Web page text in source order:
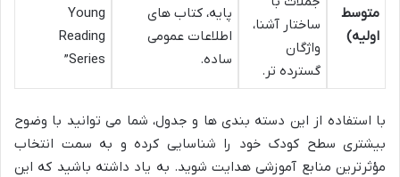
متوسط
اولیه)
ساختار آشنا،
واژگان
گسترده تر.
پایه، کتاب های
اطلاعات عمومی
ساده.
Young
Reading
Series”
با استفاده از این دسته بندی ها و جدول، شما می توانید با وضوح
بیشتری سطح کودک خود را شناسایی کرده و به سمت انتخاب
مؤثرترین منابع آموزشی هدایت شوید. به یاد داشته باشید که این